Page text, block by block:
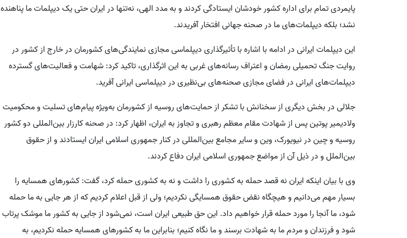
پایمردی تمام برای اداره کشور خودشان ایستادگی کردند و به مدد الهی، نه‌تنها در ایران حتی یک دیپلمات ما پناهنده
نشد؛ بلکه دیپلمات‌های ما در صحنه جهانی افتخار آفریدند.
این دیپلمات ایرانی در ادامه با اشاره با تأثیرگذاری دیپلماسی مجازی نمایندگی‌های کشورمان در خارج از کشور در
روایت جنگ تحمیلی رمضان و اعتراف رسانه‌های غربی به این اثرگذاری، تاکید کرد: شهامت و فعالیت‌های گسترده
دیپلمات‌های ایرانی در فضای مجازی صحنه‌های بی‌نظیری در دیپلماسی ایرانی آفرید.
جلالی در بخش دیگری از سخنانش با تشکر از حمایت‌های روسیه از کشورمان به‌ویژه پیام‌های تسلیت و محکومیت
ولادیمیر پوتین پس از شهادت مقام معظم رهبری و تجاوز به ایران، اظهار کرد: در صحنه کارزار بین‌المللی دو کشور
روسیه و چین در نیویورک، وین و سایر مجامع بین‌المللی در کنار جمهوری اسلامی ایران ایستادند و از حقوق
بین‌الملل و در ذیل آن از مواضع جمهوری اسلامی ایران دفاع کردند.
وی با بیان اینکه ایران نه قصد حمله به کشوری را داشت و نه به کشوری حمله کرد، گفت: کشورهای همسایه را
بسیار مهم می‌دانیم و هیچگاه نقض حقوق همسایگی نکردیم؛ ولی از قبل اعلام کردیم که از هر جایی به ما حمله
شود، ما آنجا را مورد حمله قرار خواهیم داد. این حق طبیعی ایران است، نمی‌شود از جایی به کشور ما موشک پرتاب
شود و فرزندان و مردم ما به شهادت برسند و ما نگاه کنیم؛ بنابراین ما به کشورهای همسایه حمله نکردیم، به